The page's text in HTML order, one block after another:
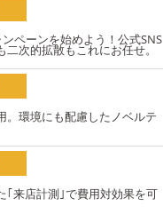
ペーンを始めよう！公式SNS
次的拡散もこれにお任せ。
。環境にも配慮したノベルテ
｢来店計測｣で費用対効果を可